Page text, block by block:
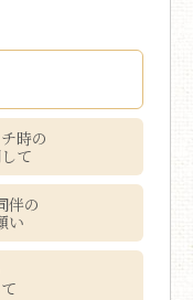
時の
て
伴の
い